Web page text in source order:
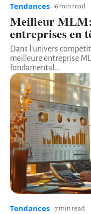
Tendances 6 min read
Meilleur MLM:
entreprises en
Dans l'univers
meilleure entreprise
fondamental …
Tendances 7 min read